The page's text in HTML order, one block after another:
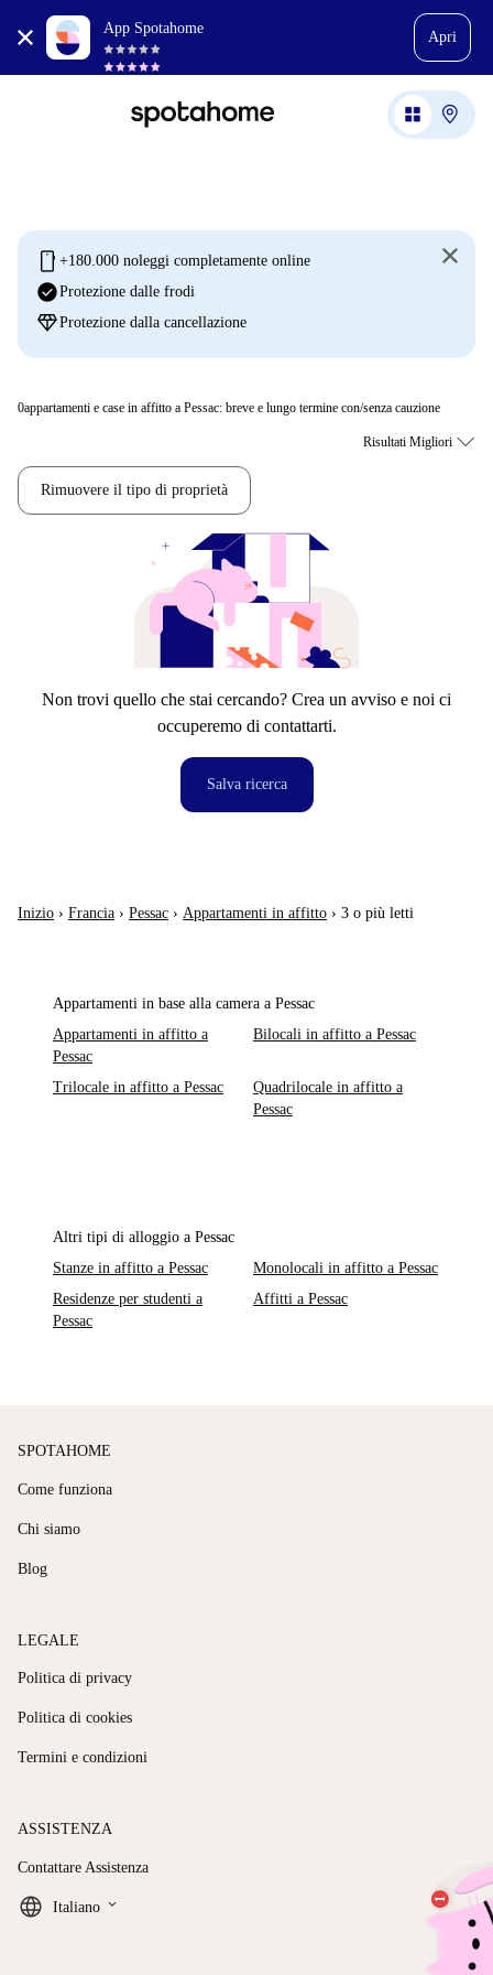
App Spotahome
Apri
mobile +180.000 noleggi completamente online
check_circleProtezione dalle frodi
diamondProtezione dalla cancellazione
0appartamenti e case in affitto a Pessac: breve e lungo termine con/senza cauzione
Rimuovere il tipo di proprietà
Non trovi quello che stai cercando? Crea un avviso e noi ci
occuperemo di contattarti.
Salva ricerca
Inizio › Francia › Pessac › Appartamenti in affitto › 3 o più letti
Appartamenti in base alla camera a Pessac
Appartamenti in affitto a
Pessac
Bilocali in affitto a Pessac
Trilocale in affitto a Pessac
Quadrilocale in affitto a
Pessac
Altri tipi di alloggio a Pessac
Stanze in affitto a Pessac
Monolocali in affitto a Pessac
Residenze per studenti a
Pessac
Affitti a Pessac
SPOTAHOME
Come funziona
Chi siamo
Blog
LEGALE
Politica di privacy
Politica di cookies
Termini e condizioni
ASSISTENZA
Contattare Assistenza
Italiano keyboard_arrow_down